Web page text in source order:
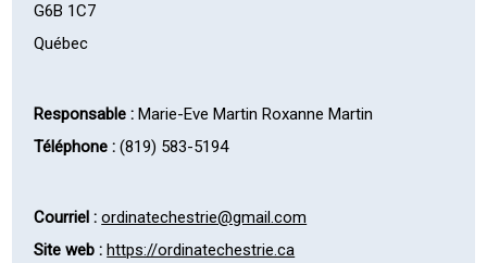
G6B 1C7
Québec
Responsable : Marie-Eve Martin Roxanne Martin
Téléphone : (819) 583-5194
Courriel : ordinatechestrie@gmail.com
Site web : https://ordinatechestrie.ca